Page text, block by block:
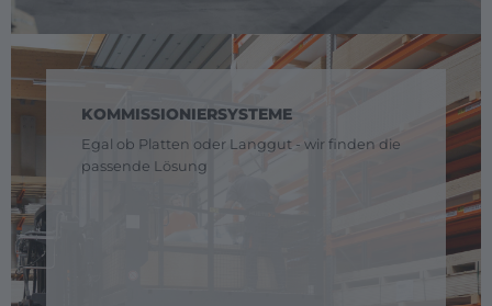
KOMMISSIONIERSYSTEME
Egal ob Platten oder Langgut - wir finden die
passende Lösung